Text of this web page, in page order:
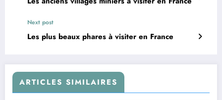
Next post
Les plus beaux phares à visiter en France
ARTICLES SIMILAIRES